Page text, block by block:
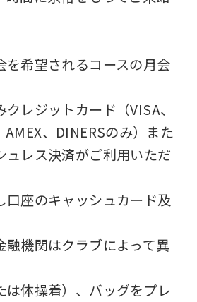
を希望されるコースの月会
レジットカード（VISA、
、DINERSのみ）また
ュレス決済がご利用いただ
口座のキャッシュカード及
機関はクラブによって異
は体操着）、バッグをプレ